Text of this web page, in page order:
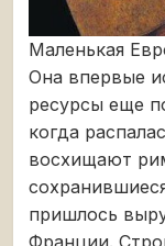
Маленькая
Она впервые
ресурсы еще
когда
восхищают
пришлось
Франции.